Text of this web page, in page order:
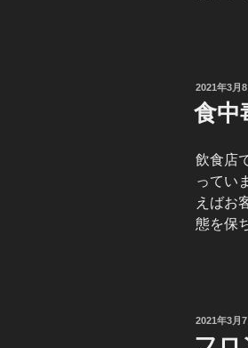
投
稿
日:
2021年3月8
食中
飲食店
ってい
えばお
態を保
投
2021年3月7